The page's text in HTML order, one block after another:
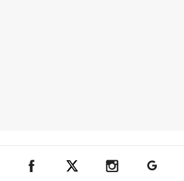
아 네이버TV
텐아시아 페이스북텐아시아 엑스텐아시아 인스타그램
텐아시아